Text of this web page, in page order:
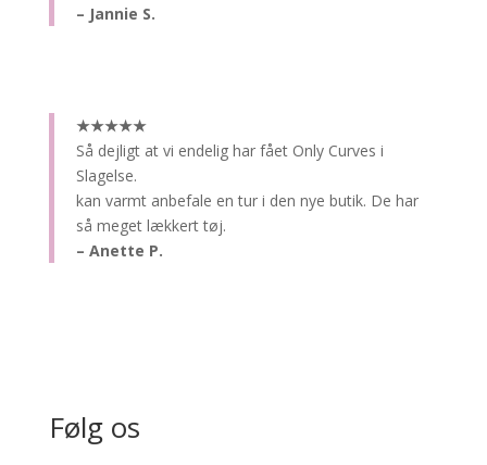
– Jannie S.
★★★★★
Så dejligt at vi endelig har fået Only Curves i
Slagelse.
kan varmt anbefale en tur i den nye butik. De har
så meget lækkert tøj.
– Anette P.
Følg os